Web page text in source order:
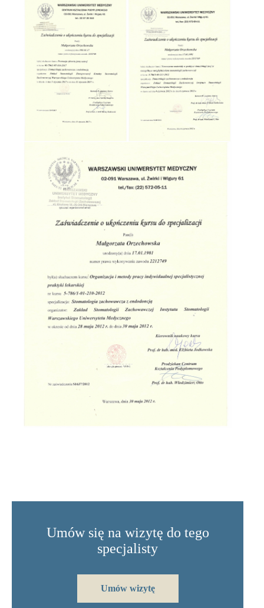
Umów się na wizytę do tego
specjalisty
Umów wizytę